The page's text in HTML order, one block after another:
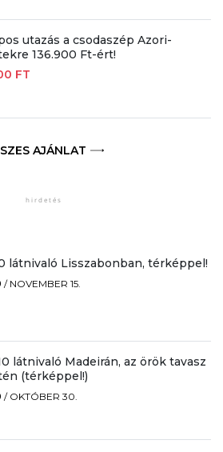
utazás a csodaszép Azori-
136.900 Ft-ért!
FT
AJÁNLAT
látnivaló Lisszabonban, térképpel!
/ NOVEMBER 15.
látnivaló Madeirán, az örök tavasz
(térképpel!)
/ OKTÓBER 30.